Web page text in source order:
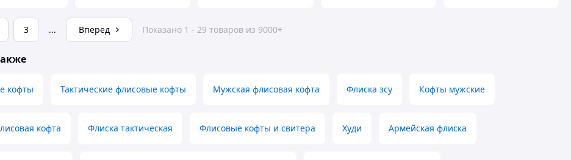
3 ... Вперед Показано 1 - 29 товаров из 9000+
кофты Тактические флисовые кофты Мужская флисовая кофта Флиска зсу Кофты мужские
кофта Флиска тактическая Флисовые кофты и свитера Худи Армейская флиска